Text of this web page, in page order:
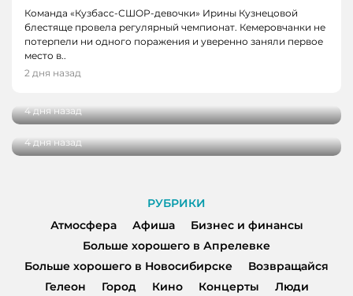
Команда «Кузбасс-СШОР-девочки» Ирины Кузнецовой
блестяще провела регулярный чемпионат. Кемеровчанки не
потерпели ни одного поражения и уверенно заняли первое
место в..
2 дня назад
НОВОСТИ, НОВОСТИ КЕМЕРОВО
В Кемерове выбрали лучшую практику
4 дня назад
НОВОСТИ, НОВОСТИ КЕМЕРОВО, НОВОСТИ
НОВОКУЗНЕЦКА
проектов
4 дня назад
РУБРИКИ
Атмосфера
Афиша
Бизнес и финансы
Больше хорошего в Апрелевке
Больше хорошего в Новосибирске
Возвращайся
Гелеон
Город Кино Концерты
Люди